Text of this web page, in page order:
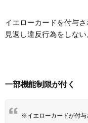
イエローカードを付与
見返し違反行為をしな
一部機能制限が付く
※イエローカードが付与